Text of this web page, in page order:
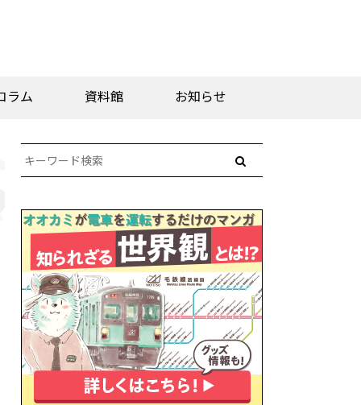
ラム 資料館 お知らせ